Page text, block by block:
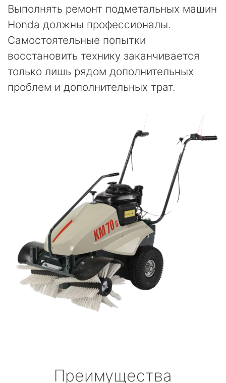
Выполнять ремонт подметальных машин
Honda должны профессионалы.
Самостоятельные попытки
восстановить технику заканчивается
только лишь рядом дополнительных
проблем и дополнительных трат.
Преимущества